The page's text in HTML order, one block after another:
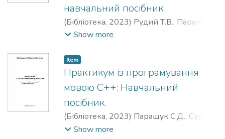
навчальний посібник.
(Бібліотека, 2023) Рудий Т.В.; Паранчук
Я.С.;Сеник В.В.
Show more
Item
Практикум із програмування
мовою С++: Навчальний
посібник.
(Бібліотека, 2023) Паращук С.Д.; Сурков
К.Ю.;Ізвалов О.В.
Show more